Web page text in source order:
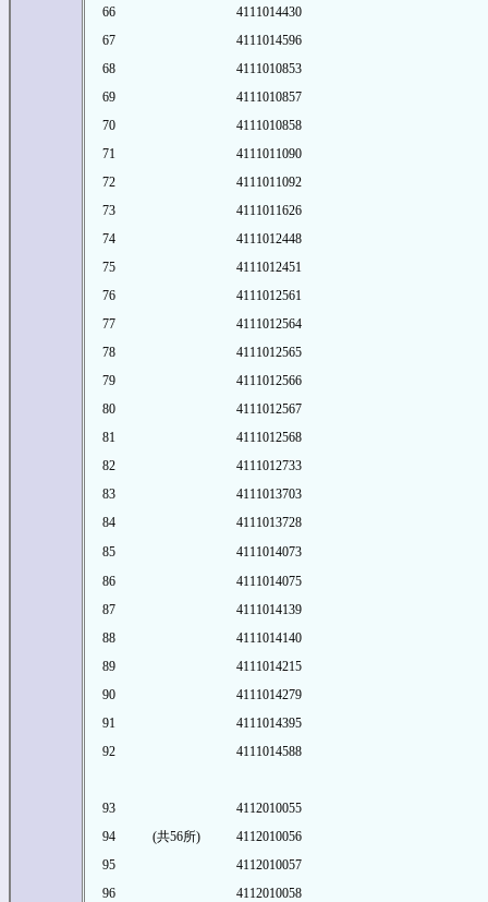
66
4111014430
67
4111014596
68
4111010853
69
4111010857
70
4111010858
71
4111011090
72
4111011092
73
4111011626
74
4111012448
75
4111012451
76
4111012561
77
4111012564
78
4111012565
79
4111012566
80
4111012567
81
4111012568
82
4111012733
83
4111013703
84
4111013728
85
4111014073
86
4111014075
87
4111014139
88
4111014140
89
4111014215
90
4111014279
91
4111014395
92
4111014588
93
4112010055
94
(共56所)
4112010056
95
4112010057
96
4112010058